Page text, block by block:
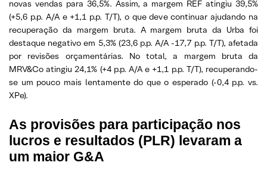
novas vendas para 36,5%. Assim, a margem REF atingiu 39,5%
(+5,6 p.p. A/A e +1,1 p.p. T/T), o que deve continuar ajudando na
recuperação da margem bruta. A margem bruta da Urba foi
destaque negativo em 5,3% (23,6 p.p. A/A -17,7 p.p. T/T), afetada
por revisões orçamentárias. No total, a margem bruta da
MRV&Co atingiu 24,1% (+4 p.p. A/A e +1,1 p.p. T/T), recuperando-
se um pouco mais lentamente do que o esperado (-0,4 p.p. vs.
XPe).
As provisões para participação nos
lucros e resultados (PLR) levaram a
um maior G&A